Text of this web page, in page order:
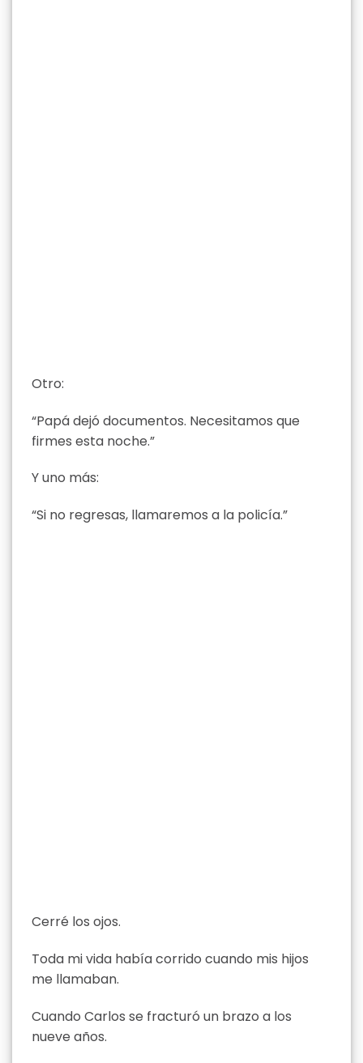
Otro:
“Papá dejó documentos. Necesitamos que
firmes esta noche.”
Y uno más:
“Si no regresas, llamaremos a la policía.”
Cerré los ojos.
Toda mi vida había corrido cuando mis hijos
me llamaban.
Cuando Carlos se fracturó un brazo a los
nueve años.